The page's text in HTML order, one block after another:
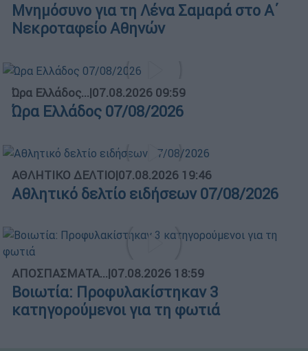
Μνημόσυνο για τη Λένα Σαμαρά στο Α΄
Νεκροταφείο Αθηνών
Ώρα Ελλάδος...|07.08.2026 09:59
Ώρα Ελλάδος 07/08/2026
ΑΘΛΗΤΙΚΟ ΔΕΛΤΙΟ|07.08.2026 19:46
Αθλητικό δελτίο ειδήσεων 07/08/2026
ΑΠΟΣΠΑΣΜΑΤΑ...|07.08.2026 18:59
Βοιωτία: Προφυλακίστηκαν 3
κατηγορούμενοι για τη φωτιά